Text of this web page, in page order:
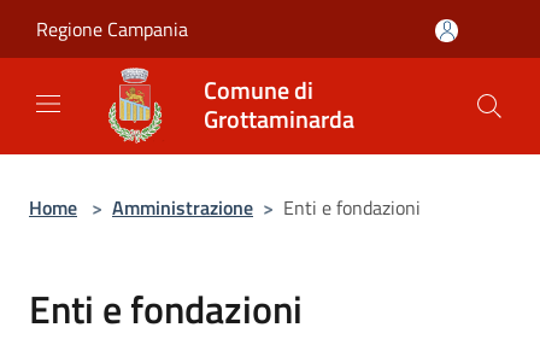
Regione Campania
Comune di
Grottaminarda
Home > Amministrazione > Enti e fondazioni
Enti e fondazioni